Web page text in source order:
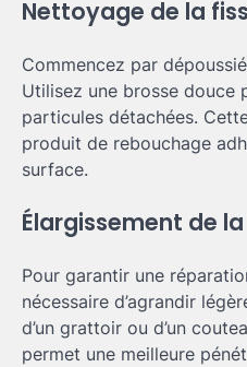
Nettoyage de la
Commencez par
Utilisez une brosse douce
particules détachées.
produit de rebouchage
surface.
Élargissement de
Pour garantir une
nécessaire d’agrandir
d’un grattoir ou d’un
permet une meilleure